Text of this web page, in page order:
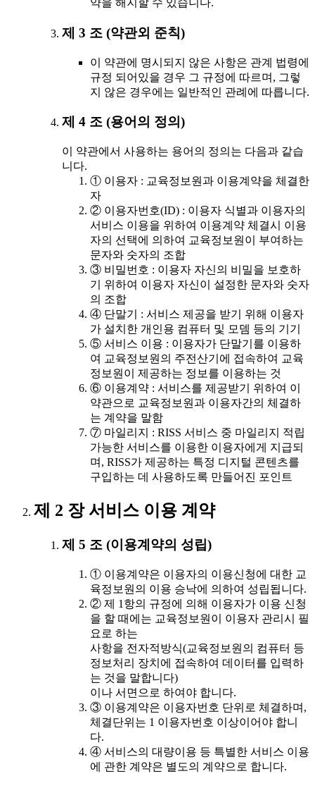
약을 해지할 수 있습니다.
제 3 조 (약관외 준칙)
이 약관에 명시되지 않은 사항은 관계 법령에
규정 되어있을 경우 그 규정에 따르며, 그렇
지 않은 경우에는 일반적인 관례에 따릅니다.
제 4 조 (용어의 정의)
이 약관에서 사용하는 용어의 정의는 다음과 같습
니다.
① 이용자 : 교육정보원과 이용계약을 체결한
자
② 이용자번호(ID) : 이용자 식별과 이용자의
서비스 이용을 위하여 이용계약 체결시 이용
자의 선택에 의하여 교육정보원이 부여하는
문자와 숫자의 조합
③ 비밀번호 : 이용자 자신의 비밀을 보호하
기 위하여 이용자 자신이 설정한 문자와 숫자
의 조합
④ 단말기 : 서비스 제공을 받기 위해 이용자
가 설치한 개인용 컴퓨터 및 모뎀 등의 기기
⑤ 서비스 이용 : 이용자가 단말기를 이용하
여 교육정보원의 주전산기에 접속하여 교육
정보원이 제공하는 정보를 이용하는 것
⑥ 이용계약 : 서비스를 제공받기 위하여 이
약관으로 교육정보원과 이용자간의 체결하
는 계약을 말함
⑦ 마일리지 : RISS 서비스 중 마일리지 적립
가능한 서비스를 이용한 이용자에게 지급되
며, RISS가 제공하는 특정 디지털 콘텐츠를
구입하는 데 사용하도록 만들어진 포인트
제 2 장 서비스 이용 계약
제 5 조 (이용계약의 성립)
① 이용계약은 이용자의 이용신청에 대한 교
육정보원의 이용 승낙에 의하여 성립됩니다.
② 제 1항의 규정에 의해 이용자가 이용 신청
을 할 때에는 교육정보원이 이용자 관리시 필
요로 하는
사항을 전자적방식(교육정보원의 컴퓨터 등
정보처리 장치에 접속하여 데이터를 입력하
는 것을 말합니다)
이나 서면으로 하여야 합니다.
③ 이용계약은 이용자번호 단위로 체결하며,
체결단위는 1 이용자번호 이상이어야 합니
다.
④ 서비스의 대량이용 등 특별한 서비스 이용
에 관한 계약은 별도의 계약으로 합니다.